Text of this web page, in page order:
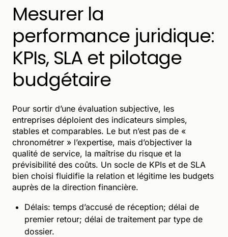
Mesurer la
performance juridique:
KPIs, SLA et pilotage
budgétaire
Pour sortir d’une évaluation subjective, les
entreprises déploient des indicateurs simples,
stables et comparables. Le but n’est pas de «
chronométrer » l’expertise, mais d’objectiver la
qualité de service, la maîtrise du risque et la
prévisibilité des coûts. Un socle de KPIs et de SLA
bien choisi fluidifie la relation et légitime les budgets
auprès de la direction financière.
Délais: temps d’accusé de réception; délai de
premier retour; délai de traitement par type de
dossier.